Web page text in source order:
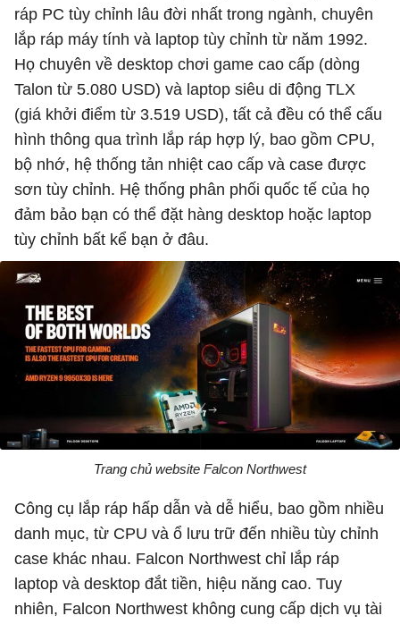
ráp PC tùy chỉnh lâu đời nhất trong ngành, chuyên
lắp ráp máy tính và laptop tùy chỉnh từ năm 1992.
Họ chuyên về desktop chơi game cao cấp (dòng
Talon từ 5.080 USD) và laptop siêu di động TLX
(giá khởi điểm từ 3.519 USD), tất cả đều có thể cấu
hình thông qua trình lắp ráp hợp lý, bao gồm CPU,
bộ nhớ, hệ thống tản nhiệt cao cấp và case được
sơn tùy chỉnh. Hệ thống phân phối quốc tế của họ
đảm bảo bạn có thể đặt hàng desktop hoặc laptop
tùy chỉnh bất kể bạn ở đâu.
Trang chủ website Falcon Northwest
Công cụ lắp ráp hấp dẫn và dễ hiểu, bao gồm nhiều
danh mục, từ CPU và ổ lưu trữ đến nhiều tùy chỉnh
case khác nhau. Falcon Northwest chỉ lắp ráp
laptop và desktop đắt tiền, hiệu năng cao. Tuy
nhiên, Falcon Northwest không cung cấp dịch vụ tài